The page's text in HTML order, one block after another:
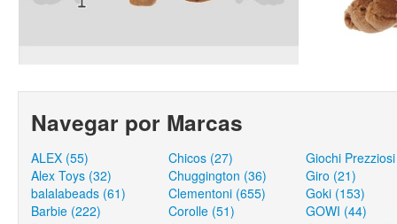
Navegar por Marcas
ALEX (55)
Alex Toys (32)
balalabeads (61)
Barbie (222)
Chicos (27)
Chuggington (36)
Clementoni (655)
Corolle (51)
Giochi
Giro (21)
Goki (153)
GOWI (44)